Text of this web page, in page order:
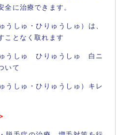
全に治療できます。
うしゅ・ひりゅうしゅ）は、
ことなく取れます
うしゅ ひりゅうしゅ 白ニ
いて
うしゅ・ひりゅうしゅ）キレ